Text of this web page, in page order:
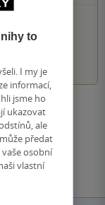
to
I my je
informací,
jsme ho
ukazovat
ale
předat
osobní
vlastní